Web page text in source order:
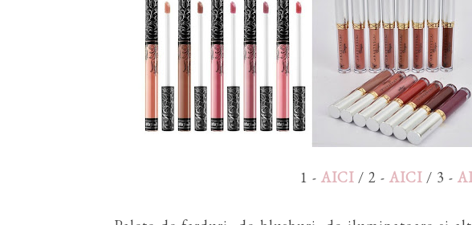
1 - AICI/ 2 - AICI/ 3 -